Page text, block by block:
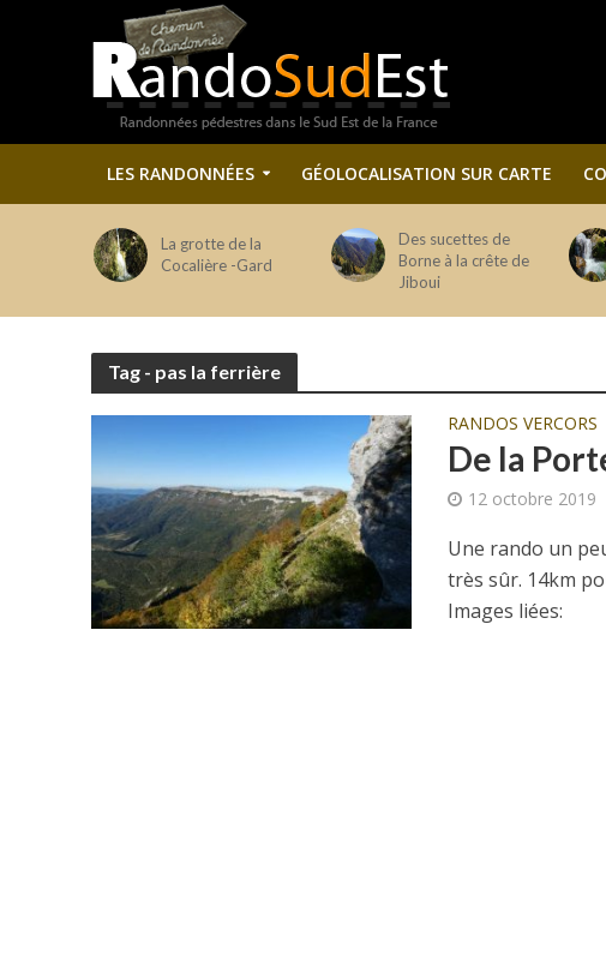
LES RANDONNÉES GÉOLOCALISATION SUR CARTE
La grotte de la
Cocalière -Gard
Des sucettes de
Borne à la crête de
Jiboui
Tag - pas la ferrière
RANDOS VERCORS
De la
12 octobre 2019
Une rando un
très sûr. 14km
Images liées: